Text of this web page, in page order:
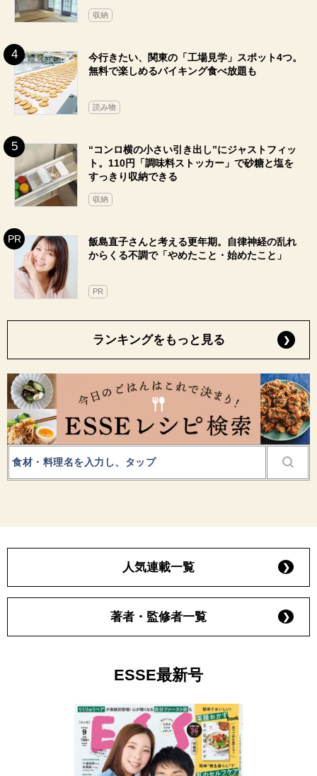
収納
今行きたい、関東の「工場見学」スポット4つ。
無料で楽しめるバイキング食べ放題も
読み物
“コンロ横の小さい引き出し”にジャストフィッ
ト。110円「調味料ストッカー」で砂糖と塩を
すっきり収納できる
収納
飯島直子さんと考える更年期。自律神経の乱れ
からくる不調で「やめたこと・始めたこと」
PR
ランキングをもっと見る
人気連載一覧
著者・監修者一覧
ESSE最新号